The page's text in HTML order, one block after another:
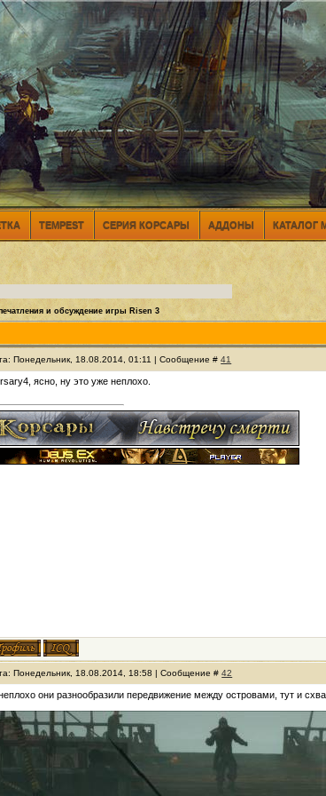
TEMPEST СЕРИЯ КОРСАРЫ АДДОНЫ КАТАЛОГ
и обсуждение игры Risen 3
Понедельник, 18.08.2014, 01:11 | Сообщение #41
ясно, ну это уже неплохо.
Понедельник, 18.08.2014, 18:58 | Сообщение #42
они разнообразили передвижение между островами, тут и